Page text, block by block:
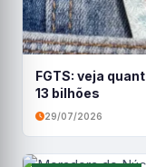
FGTS: veja
13 bilhões
29/07/2026